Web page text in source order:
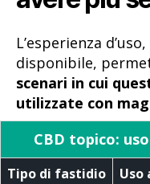
L’esperienza
disponibile,
scenari in cui
utilizzate con
CBD topico:
Tipo di fastidio Uso